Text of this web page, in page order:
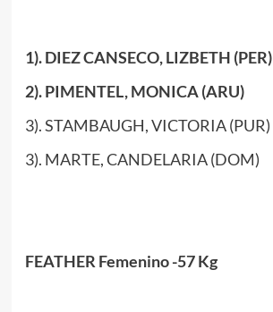
1). DIEZ CANSECO, LIZBETH (PER)
2). PIMENTEL, MONICA (ARU)
3). STAMBAUGH, VICTORIA (PUR)
3). MARTE, CANDELARIA (DOM)
FEATHER Femenino -57 Kg